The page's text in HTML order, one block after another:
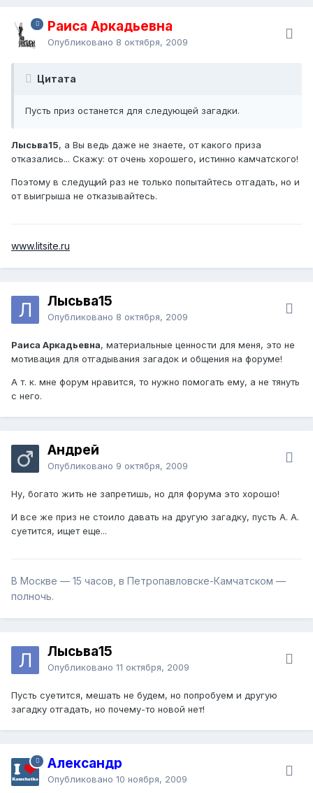
Раиса Аркадьевна
Опубликовано 8 октября, 2009
Цитата
Пусть приз останется для следующей загадки.
Лысьва15, а Вы ведь даже не знаете, от какого приза
отказались... Скажу: от очень хорошего, истинно камчатского!
Поэтому в следущий раз не только попытайтесь отгадать, но и
от выигрыша не отказывайтесь.
www.litsite.ru
Лысьва15
Опубликовано 8 октября, 2009
Раиса Аркадьевна, материальные ценности для меня, это не
мотивация для отгадывания загадок и общения на форуме!
А т. к. мне форум нравится, то нужно помогать ему, а не тянуть
с него.
Андрей
Опубликовано 9 октября, 2009
Ну, богато жить не запретишь, но для форума это хорошо!
И все же приз не стоило давать на другую загадку, пусть А. А.
суетится, ищет еще...
В Москве — 15 часов, в Петропавловске-Камчатском —
полночь.
Лысьва15
Опубликовано 11 октября, 2009
Пусть суетится, мешать не будем, но попробуем и другую
загадку отгадать, но почему-то новой нет!
Александр
Опубликовано 10 ноября, 2009